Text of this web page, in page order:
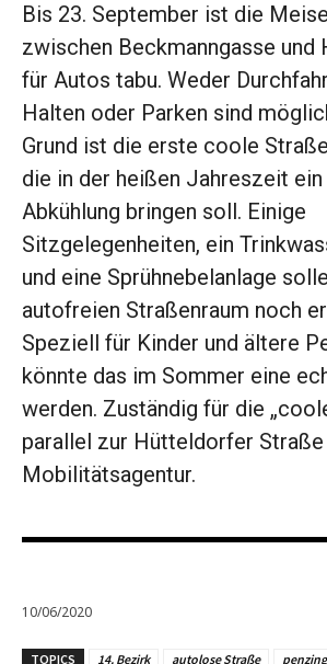
Bis 23. September ist die
zwischen Beckmanngasse und
für Autos tabu. Weder
Halten oder Parken sind
Grund ist die erste coole
die in der heißen Jahreszeit
Abkühlung bringen soll. ­Einige
Sitzgelegenheiten, ein
und eine Sprühnebelanlage
autofreien Straßenraum ­noch
Speziell für Kinder und ­ältere
könnte das im Sommer eine
werden. Zuständig für die
parallel zur Hütteldorfer
Mobilitätsagentur.
10/06/2020
TOPICS 14. Bezirk autolose Straße penzing